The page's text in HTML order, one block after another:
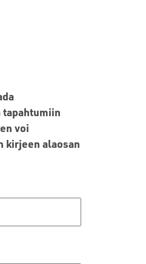
voi
kirjeen alaosan